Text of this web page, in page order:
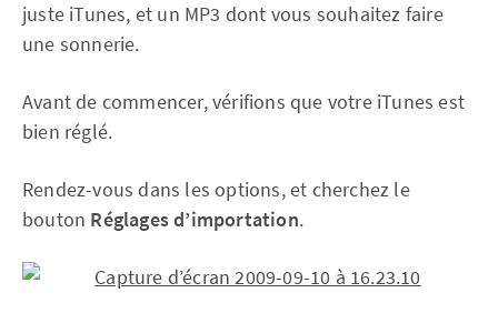
juste iTunes, et un MP3 dont vous souhaitez faire
une sonnerie.
Avant de commencer, vérifions que votre iTunes est
bien réglé.
Rendez-vous dans les options, et cherchez le
bouton Réglages d’importation.